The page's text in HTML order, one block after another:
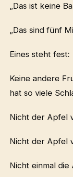
„Das ist keine
„Das sind fünf
Eines steht fest:
Keine andere
hat so viele
Nicht der Apfel
Nicht der Apfel
Nicht einmal die